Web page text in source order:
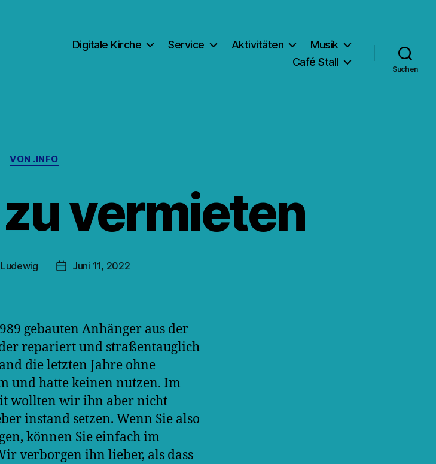
Digitale Kirche Service Aktivitäten
Musik
Café Stall
Suchen
Kategorien
VON .INFO
vermieten
Veröffentlichungsdatum
Juni 11, 2022
gebauten Anhänger aus der
repariert und straßentauglich
die letzten Jahre ohne
und hatte keinen nutzen. Im
wollten wir ihn aber nicht
instand setzen. Wenn Sie also
können Sie einfach im
verborgen ihn lieber, als dass